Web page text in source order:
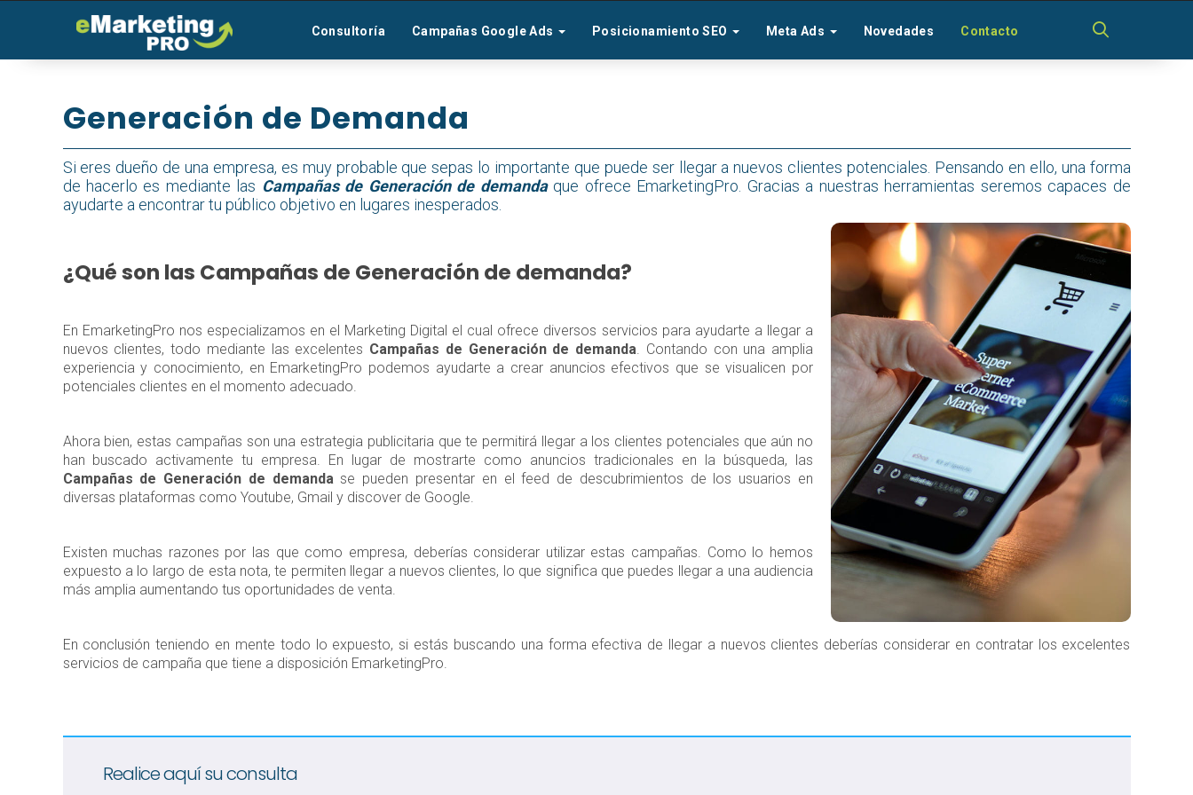
Consultoría Campañas Google Ads Posicionamiento SEO Meta Ads Novedades Contacto
Generación de Demanda
Si eres dueño de una empresa, es muy probable que sepas lo importante que puede ser llegar a nuevos clientes potenciales. Pensando en ello, una forma
de hacerlo es mediante las Campañas de Generación de demanda que ofrece EmarketingPro. Gracias a nuestras herramientas seremos capaces de
ayudarte a encontrar tu público objetivo en lugares inesperados.
¿Qué son las Campañas de Generación de demanda?
En EmarketingPro nos especializamos en el Marketing Digital el cual ofrece diversos servicios para ayudarte a llegar a
nuevos clientes, todo mediante las excelentes Campañas de Generación de demanda. Contando con una amplia
experiencia y conocimiento, en EmarketingPro podemos ayudarte a crear anuncios efectivos que se visualicen por
potenciales clientes en el momento adecuado.
Ahora bien, estas campañas son una estrategia publicitaria que te permitirá llegar a los clientes potenciales que aún no
han buscado activamente tu empresa. En lugar de mostrarte como anuncios tradicionales en la búsqueda, las
Campañas de Generación de demanda se pueden presentar en el feed de descubrimientos de los usuarios en
diversas plataformas como Youtube, Gmail y discover de Google.
Existen muchas razones por las que como empresa, deberías considerar utilizar estas campañas. Como lo hemos
expuesto a lo largo de esta nota, te permiten llegar a nuevos clientes, lo que significa que puedes llegar a una audiencia
más amplia aumentando tus oportunidades de venta.
En conclusión teniendo en mente todo lo expuesto, si estás buscando una forma efectiva de llegar a nuevos clientes deberías considerar en contratar los excelentes
servicios de campaña que tiene a disposición EmarketingPro.
Realice aquí su consulta